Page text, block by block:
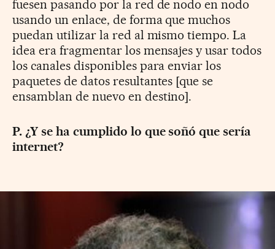
fuesen pasando por la red de nodo en nodo
usando un enlace, de forma que muchos
puedan utilizar la red al mismo tiempo. La
idea era fragmentar los mensajes y usar todos
los canales disponibles para enviar los
paquetes de datos resultantes [que se
ensamblan de nuevo en destino].
P. ¿Y se ha cumplido lo que soñó que sería
internet?